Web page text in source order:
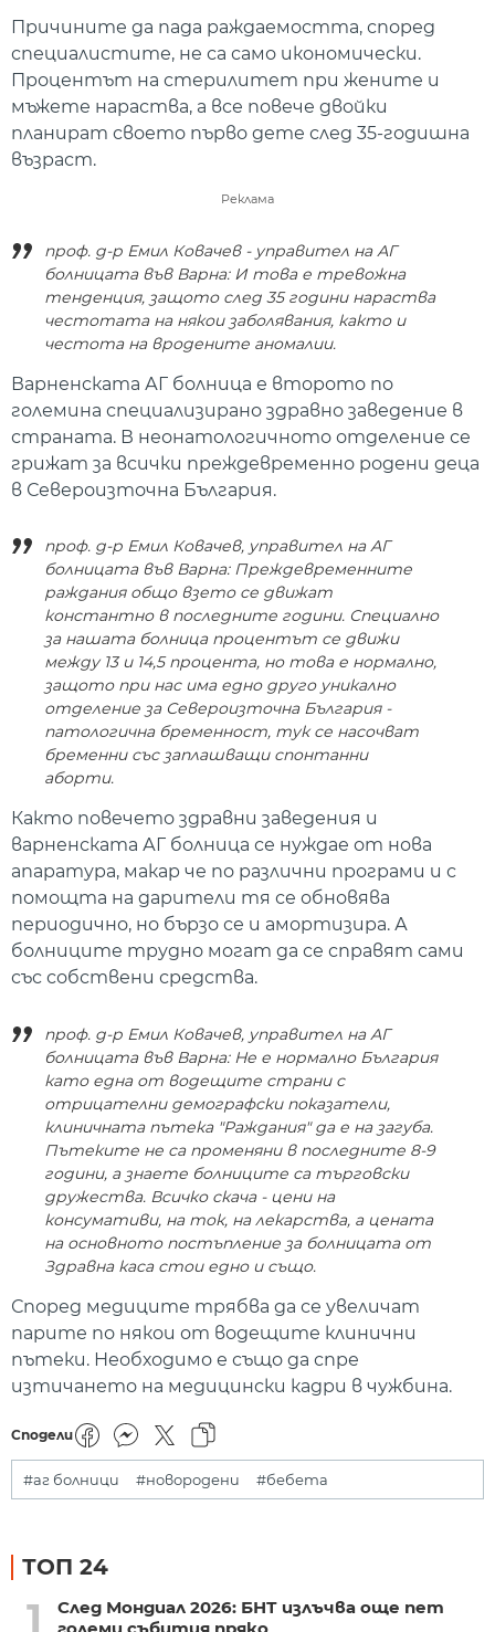
Причините да пада раждаемостта, според
специалистите, не са само икономически.
Процентът на стерилитет при жените и
мъжете нараства, а все повече двойки
планират своето първо дете след 35-годишна
възраст.
Реклама
проф. д-р Емил Ковачев - управител на АГ
болницата във Варна: И това е тревожна
тенденция, защото след 35 години нараства
честотата на някои заболявания, както и
честота на вродените аномалии.
Варненската АГ болница е второто по
големина специализирано здравно заведение в
страната. В неонатологичното отделение се
грижат за всички преждевременно родени деца
в Североизточна България.
проф. д-р Емил Ковачев, управител на АГ
болницата във Варна: Преждевременните
раждания общо взето се движат
константно в последните години. Специално
за нашата болница процентът се движи
между 13 и 14,5 процента, но това е нормално,
защото при нас има едно друго уникално
отделение за Североизточна България -
патологична бременност, тук се насочват
бременни със заплашващи спонтанни
аборти.
Както повечето здравни заведения и
варненската АГ болница се нуждае от нова
апаратура, макар че по различни програми и с
помощта на дарители тя се обновява
периодично, но бързо се и амортизира. А
болниците трудно могат да се справят сами
със собствени средства.
проф. д-р Емил Ковачев, управител на АГ
болницата във Варна: Не е нормално България
като една от водещите страни с
отрицателни демографски показатели,
клиничната пътека "Раждания" да е на загуба.
Пътеките не са променяни в последните 8-9
години, а знаете болниците са търговски
дружества. Всичко скача - цени на
консумативи, на ток, на лекарства, а цената
на основното постъпление за болницата от
Здравна каса стои едно и също.
Според медиците трябва да се увеличат
парите по някои от водещите клинични
пътеки. Необходимо е също да спре
изтичането на медицински кадри в чужбина.
Сподели
#аг болници #новородени #бебета
ТОП 24
1
След Мондиал 2026: БНТ излъчва още пет